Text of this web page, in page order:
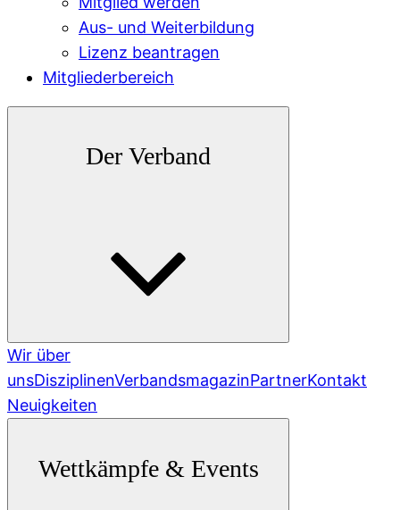
Aus- und Weiterbildung
Lizenz beantragen
Mitgliederbereich
Der Verband
Wir über
unsDisziplinenVerbandsmagazinPartnerKontakt
Neuigkeiten
Wettkämpfe & Events